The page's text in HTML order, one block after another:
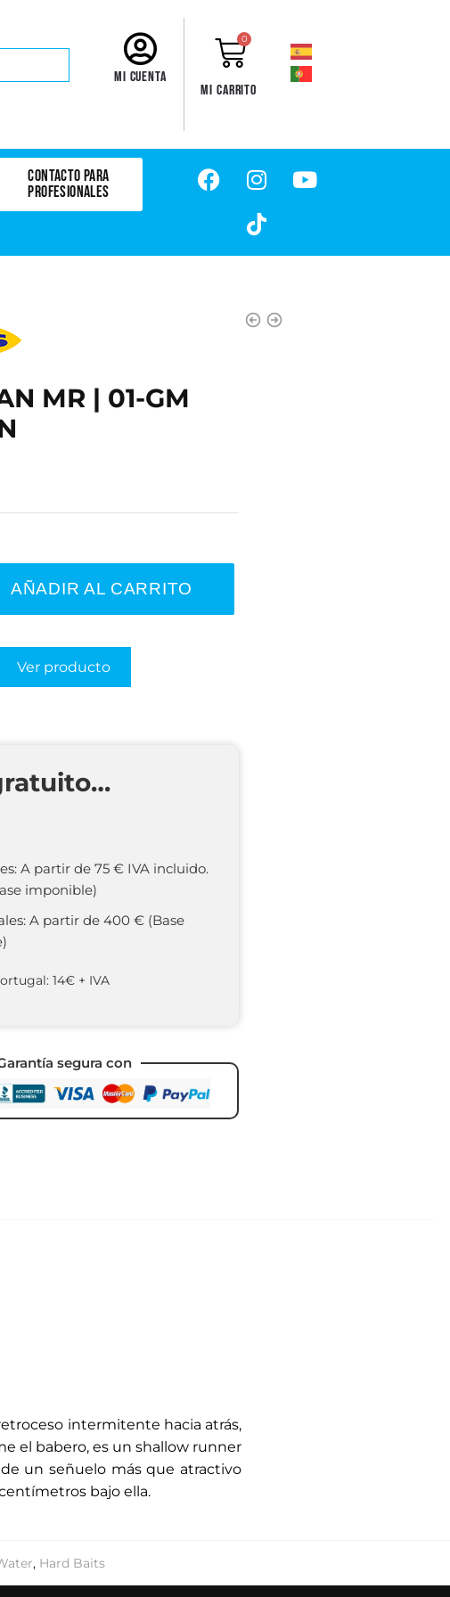
Mi cuenta
0
Mi carrito
CONTACTO PARA
PROFESIONALES
MR | 01-GM
AÑADIR AL CARRITO
Ver producto
A partir de 75 € IVA incluido.
imponible)
A partir de 400 € (Base
14€ + IVA
segura con
intermitente hacia atrás,
el babero, es un shallow runner
un señuelo más que atractivo
bajo ella.
, Hard Baits